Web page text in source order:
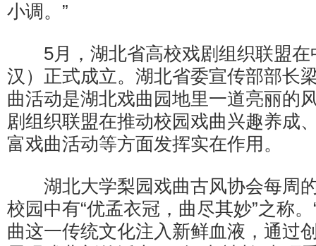
小调。”
5月，湖北省高校戏剧组织联盟在
汉）正式成立。湖北省委宣传部部长
曲活动是湖北戏曲园地里一道亮丽的
剧组织联盟在推动校园戏曲兴趣养成
富戏曲活动等方面发挥实在作用。
湖北大学梨园戏曲古风协会每周的
校园中有“优孟衣冠，曲尽其妙”之称
曲这一传统文化注入新鲜血液，通过